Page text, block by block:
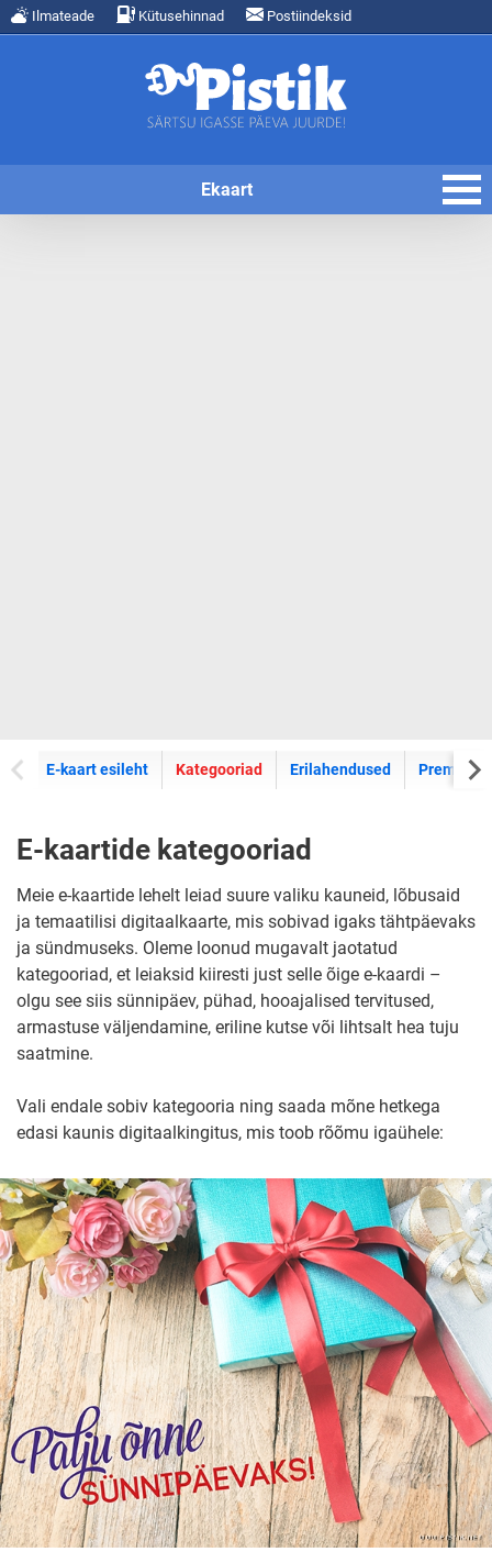
Ilmateade Kütusehinnad Postiindeksid
Ekaart
E-kaart esileht E-kaartide
Kategooriad Erilahendused Premium
E-kaartide kategooriad
Meie e-kaartide lehelt leiad suure valiku kauneid, lõbusaid
ja temaatilisi digitaalkaarte, mis sobivad igaks tähtpäevaks
ja sündmuseks. Oleme loonud mugavalt jaotatud
kategooriad, et leiaksid kiiresti just selle õige e-kaardi –
olgu see siis sünnipäev, pühad, hooajalised tervitused,
armastuse väljendamine, eriline kutse või lihtsalt hea tuju
saatmine.
Vali endale sobiv kategooria ning saada mõne hetkega
edasi kaunis digitaalkingitus, mis toob rõõmu igaühele: